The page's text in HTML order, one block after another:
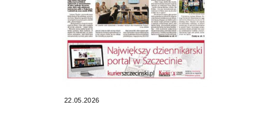
22.05.2026